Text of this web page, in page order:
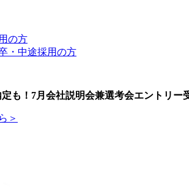
の方
・中途採用の方
も！7月会社説明会兼選考会エントリー
＞